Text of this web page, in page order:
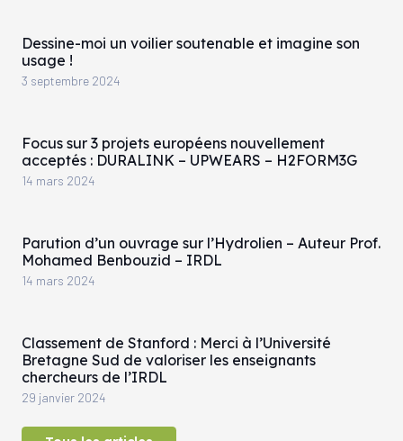
Dessine-moi un voilier soutenable et imagine son
usage !
3 septembre 2024
Focus sur 3 projets européens nouvellement
acceptés : DURALINK – UPWEARS – H2FORM3G
14 mars 2024
Parution d’un ouvrage sur l’Hydrolien – Auteur Prof.
Mohamed Benbouzid – IRDL
14 mars 2024
Classement de Stanford : Merci à l’Université
Bretagne Sud de valoriser les enseignants
chercheurs de l’IRDL
29 janvier 2024